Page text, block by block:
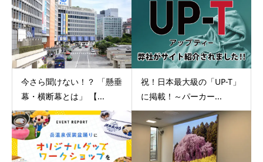
今さら聞けない！？ 「懸垂
幕・横断幕とは」 【...
祝！日本最大級の「UP-T」
に掲載！～パーカー...